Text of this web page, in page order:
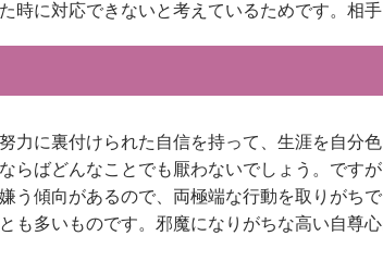
時に対応できないと考えているためです。相
力に裏付けられた自信を持って、生涯を自分
らばどんなことでも厭わないでしょう。です
う傾向があるので、両極端な行動を取りがち
も多いものです。邪魔になりがちな高い自尊